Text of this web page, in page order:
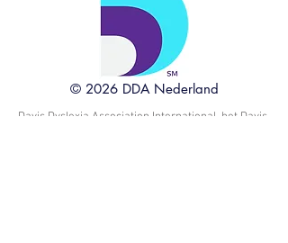
© 2026 DDA Nederland
Davis Dyslexia Association International, het Davis